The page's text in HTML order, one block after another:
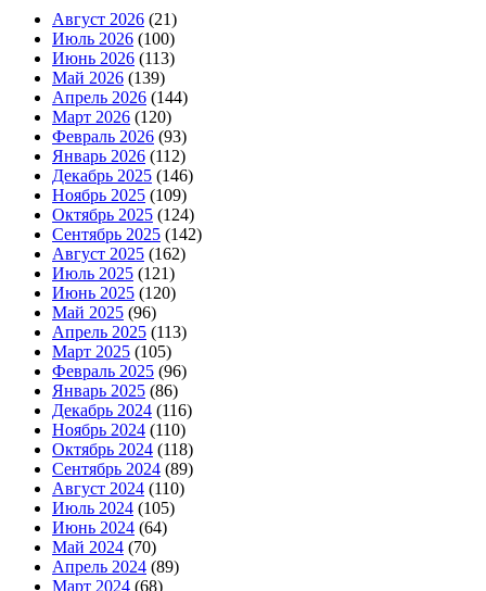
Август 2026 (21)
Июль 2026 (100)
Июнь 2026 (113)
Май 2026 (139)
Апрель 2026 (144)
Март 2026 (120)
Февраль 2026 (93)
Январь 2026 (112)
Декабрь 2025 (146)
Ноябрь 2025 (109)
Октябрь 2025 (124)
Сентябрь 2025 (142)
Август 2025 (162)
Июль 2025 (121)
Июнь 2025 (120)
Май 2025 (96)
Апрель 2025 (113)
Март 2025 (105)
Февраль 2025 (96)
Январь 2025 (86)
Декабрь 2024 (116)
Ноябрь 2024 (110)
Октябрь 2024 (118)
Сентябрь 2024 (89)
Август 2024 (110)
Июль 2024 (105)
Июнь 2024 (64)
Май 2024 (70)
Апрель 2024 (89)
Март 2024 (68)